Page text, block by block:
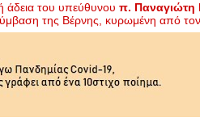
άδεια του υπεύθυνουπ. Παναγιώτη
της Βέρνης, κυρωμένη από